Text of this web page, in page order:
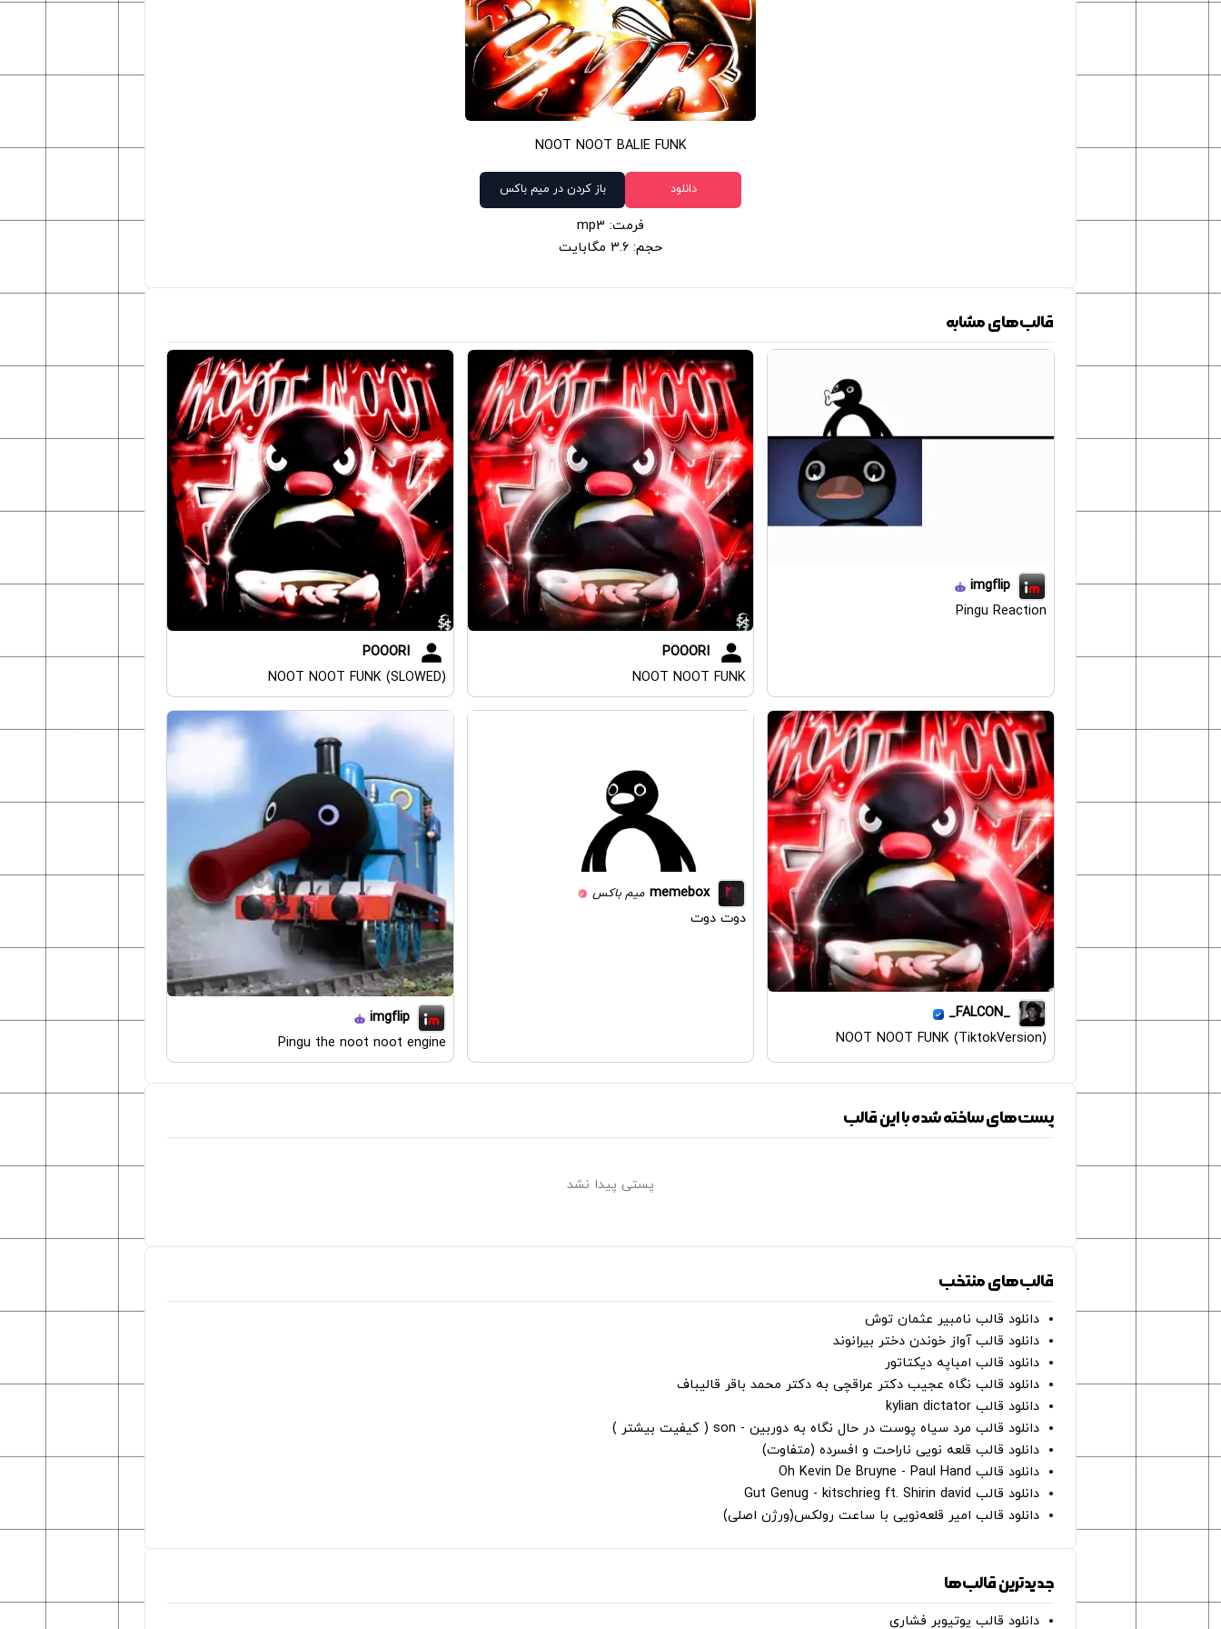
NOOT NOOT BALIE FUNK
دانلود باز کردن در میم باکس
فرمت: mp3
حجم: 3.6 مگابایت
قالب‌های مشابه
imgflip
Pingu Reaction
POOORI
NOOT NOOT FUNK
POOORI
NOOT NOOT FUNK (SLOWED)
_FALCON_
NOOT NOOT FUNK (TiktokVersion)
memebox میم باکس
دوت دوت
imgflip
Pingu the noot noot engine
پست‌های ساخته شده با این قالب
پستی پیدا نشد
قالب‌های منتخب
دانلود قالب نامبیر عثمان ‌توش
دانلود قالب آواز خوندن دختر بیرانوند
دانلود قالب امباپه دیکتاتور
دانلود قالب نگاه عجیب دکتر عراقچی به دکتر محمد باقر قالیباف
دانلود قالب kylian dictator
دانلود قالب مرد سیاه پوست در حال نگاه به دوربین - son ( کیفیت بیشتر )
دانلود قالب قلعه نویی ناراحت و افسرده (متفاوت)
دانلود قالب Oh Kevin De Bruyne - Paul Hand
دانلود قالب Gut Genug - kitschrieg ft. Shirin david
دانلود قالب امیر قلعه‌نویی با ساعت رولکس(ورژن اصلی)
جدیدترین قالب‌ها
دانلود قالب یوتیوبر فشاری